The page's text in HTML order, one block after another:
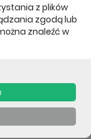
w bardzo
z plików
zgodą lub
znaleźć w